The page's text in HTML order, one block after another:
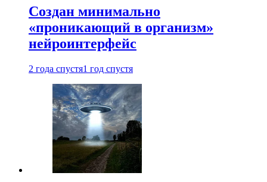
Создан минимально
«проникающий в организм»
нейроинтерфейс
2 года спустя1 год спустя